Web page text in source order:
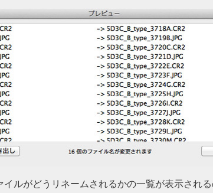
イルがどうリネームされるかの一覧が表示される